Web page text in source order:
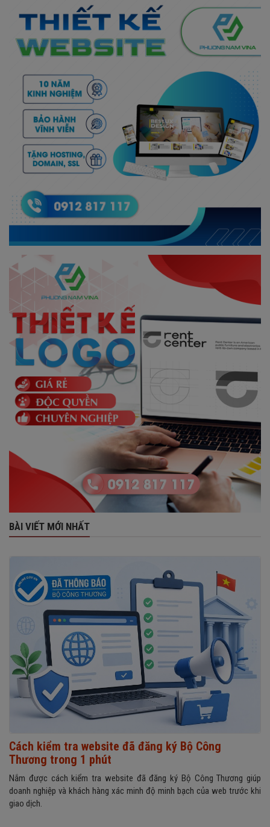
BÀI VIẾT MỚI NHẤT
Cách kiểm tra website đã đăng ký Bộ Công
Thương trong 1 phút
Nắm được cách kiểm tra website đã đăng ký Bộ Công Thương giúp
doanh nghiệp và khách hàng xác minh độ minh bạch của web trước khi
giao dịch.